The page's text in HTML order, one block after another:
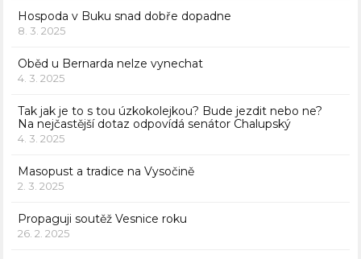
Hospoda v Buku snad dobře dopadne
8. 3. 2025
Oběd u Bernarda nelze vynechat
4. 3. 2025
Tak jak je to s tou úzkokolejkou? Bude jezdit nebo ne?
Na nejčastější dotaz odpovídá senátor Chalupský
4. 3. 2025
Masopust a tradice na Vysočině
2. 3. 2025
Propaguji soutěž Vesnice roku
26. 2. 2025